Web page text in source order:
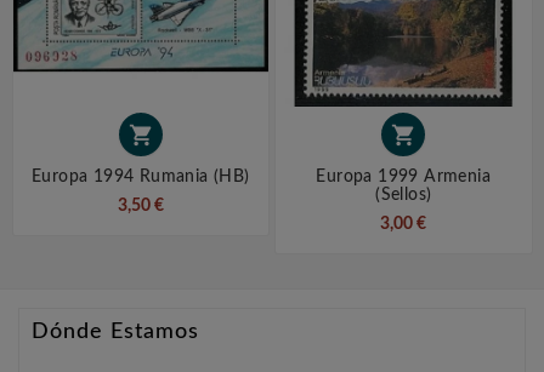

Europa 1994 Rumania (HB)
3,50 €

Europa 1999 Armenia
(sellos)
3,00 €
Dónde Estamos